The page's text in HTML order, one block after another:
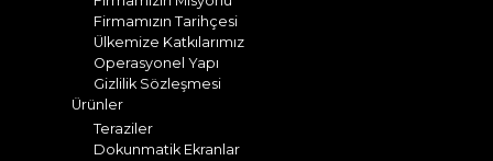
Firmamızın Tarihçesi
Ülkemize Katkılarımız
Operasyonel Yapı
Gizlilik Sözleşmesi
Ürünler
Teraziler
Dokunmatik Ekranlar